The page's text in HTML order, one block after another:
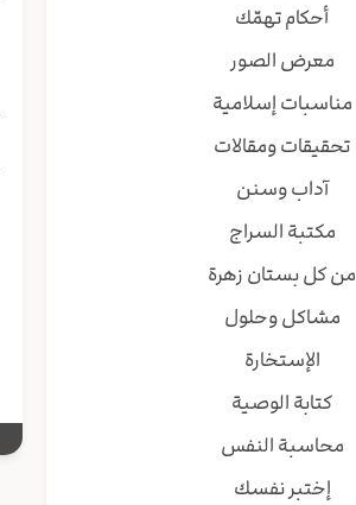
أحكام تهمّك
معرض الصور
مناسبات إسلامية
تحقيقات ومقالات
آداب وسنن
مكتبة السراج
من كل بستان زهرة
مشاكل وحلول
الإستخارة
كتابة الوصية
محاسبة النفس
إختبر نفسك